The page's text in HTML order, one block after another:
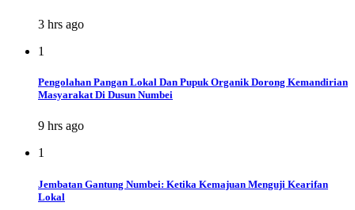
3 hrs ago
1
Pengolahan Pangan Lokal Dan Pupuk Organik Dorong Kemandirian
Masyarakat Di Dusun Numbei
9 hrs ago
1
Jembatan Gantung Numbei: Ketika Kemajuan Menguji Kearifan
Lokal